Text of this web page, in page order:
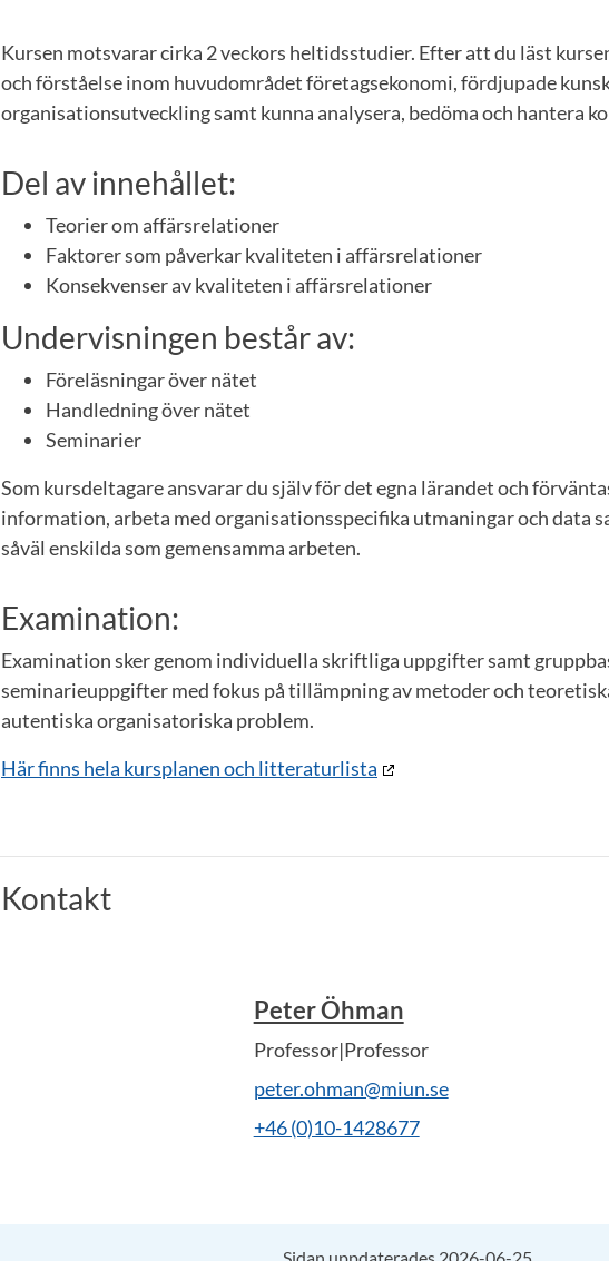
Kursen motsvarar cirka 2 veckors heltidsstudier. Efter att du läst
och förståelse inom huvudområdet företagsekonomi, fördjupade
organisationsutveckling samt kunna analysera, bedöma och hantera
Del av innehållet:
Teorier om affärsrelationer
Faktorer som påverkar kvaliteten i affärsrelationer
Konsekvenser av kvaliteten i affärsrelationer
Undervisningen består av:
Föreläsningar över nätet
Handledning över nätet
Seminarier
Som kursdeltagare ansvarar du själv för det egna lärandet och
information, arbeta med organisationsspecifika utmaningar och data
såväl enskilda som gemensamma arbeten.
Examination:
Examination sker genom individuella skriftliga uppgifter samt
seminarieuppgifter med fokus på tillämpning av metoder och
autentiska organisatoriska problem.
Här finns hela kursplanen och litteraturlista
Kontakt
Peter Öhman
Professor|Professor
peter.ohman@miun.se
+46 (0)10-1428677
Sidan uppdaterades 2026-06-25